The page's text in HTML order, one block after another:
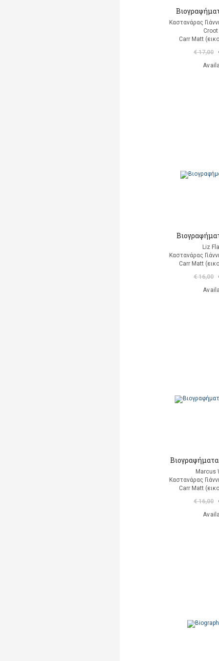
Καστανάρας
Carr Matt
€ 17,00
Liz
Καστανάρας
Carr Matt
€ 16,00
Marcus
Καστανάρας
Carr Matt
€ 16,00